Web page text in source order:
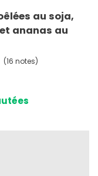
au soja,
ananas au
(16 notes)